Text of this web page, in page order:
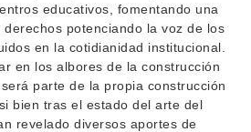
educativos, fomentando una
potenciando la voz de los
en la cotidianidad institucional.
en los albores de la construcción
parte de la propia construcción
bien tras el estado del arte del
revelado diversos aportes de